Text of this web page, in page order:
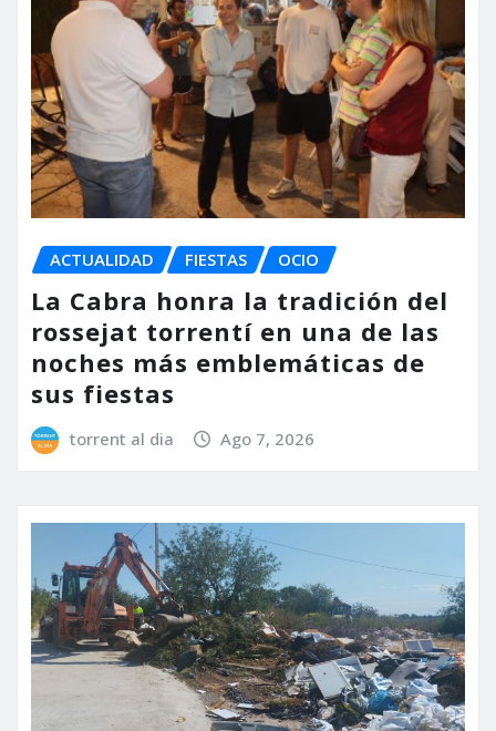
ACTUALIDAD FIESTAS OCIO
La Cabra honra la tradición del
rossejat torrentí en una de las
noches más emblemáticas de
sus fiestas
torrent al dia Ago 7, 2026